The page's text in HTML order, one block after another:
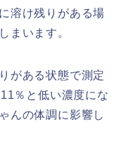
溶け残りがある場
まいます。
がある状態で測定
％と低い濃度にな
んの体調に影響し